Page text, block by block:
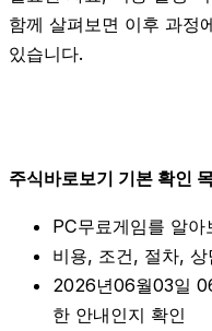
함께 살펴보면 이후 과정
있습니다.
주식바로보기 기본 확인
PC무료게임를 알
비용, 조건, 절차,
2026년06월03일
한 안내인지 확인